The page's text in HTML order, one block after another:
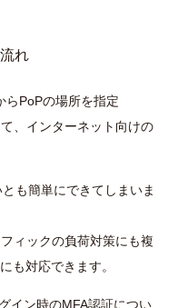
れ
らPoPの場所を指定
、インターネット向けの
も簡単にできてしまいま
ィックの負荷対策にも複
も対応できます。
イン時のMFA認証につい